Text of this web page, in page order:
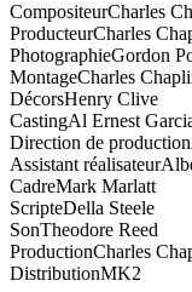
CompositeurCharles
ProducteurCharles
PhotographieGordon
MontageCharles
DécorsHenry Clive
CastingAl Ernest
Direction de production
Assistant réalisateur
CadreMark Marlatt
ScripteDella Steele
SonTheodore Reed
ProductionCharles
DistributionMK2